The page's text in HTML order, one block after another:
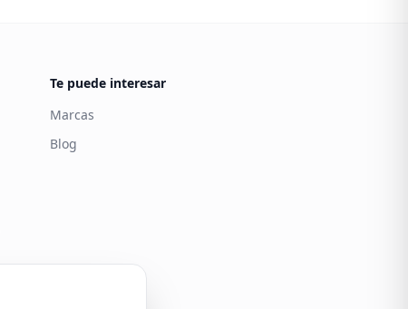
Te puede interesar
Marcas
Blog